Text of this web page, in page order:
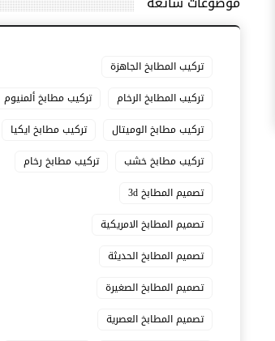
تركيب المطابخ الجاهزة
تركيب المطابخ الرخام
تركيب مطابخ ألمنيوم
تركيب مطابخ الوميتال
تركيب مطابخ ايكيا
تركيب مطابخ خشب
تركيب مطابخ رخام
تصميم المطابخ 3d
تصميم المطابخ الامريكية
تصميم المطابخ الحديثة
تصميم المطابخ الصغيرة
تصميم المطابخ العصرية